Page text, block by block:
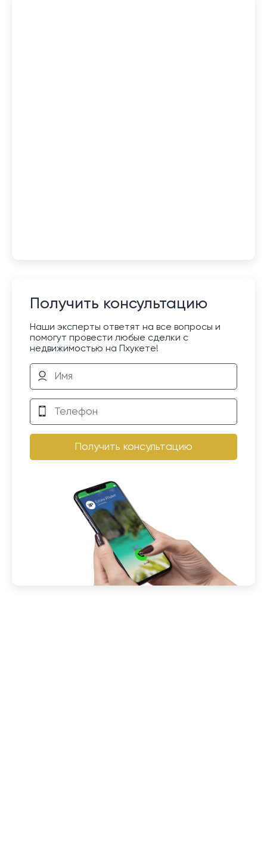
Получить консультацию
Наши эксперты ответят на все вопросы и
помогут провести любые сделки с
недвижимостью на Пхукете!
Получить консультацию